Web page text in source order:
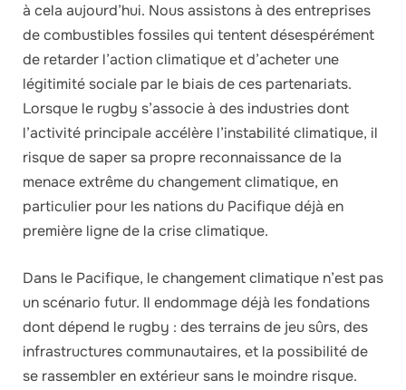
à cela aujourd’hui. Nous assistons à des entreprises
de combustibles fossiles qui tentent désespérément
de retarder l’action climatique et d’acheter une
légitimité sociale par le biais de ces partenariats.
Lorsque le rugby s’associe à des industries dont
l’activité principale accélère l’instabilité climatique, il
risque de saper sa propre reconnaissance de la
menace extrême du changement climatique, en
particulier pour les nations du Pacifique déjà en
première ligne de la crise climatique.
Dans le Pacifique, le changement climatique n’est pas
un scénario futur. Il endommage déjà les fondations
dont dépend le rugby : des terrains de jeu sûrs, des
infrastructures communautaires, et la possibilité de
se rassembler en extérieur sans le moindre risque.